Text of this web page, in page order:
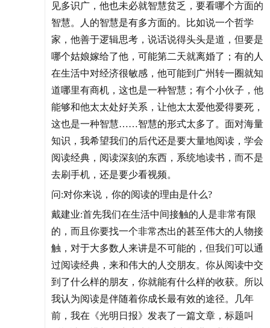
见多识广，他也未必就智慧贫乏，要看哪个方面的
智慧。人的智慧是有多方面的。比如说一个哲学
家，他善于逻辑思考，说话说得头头是道，但要是
哪个姑娘嫁给了他，可能第二天就离婚了；有的人
在生活中对经济很敏感，他可能到广州转一圈就知
道哪里有商机，这也是一种智慧；有个小伙子，他
能够和他太太处好关系，让他太太爱他爱得要死，
这也是一种智慧……智慧的形式太多了。面对海量
知识，我希望我们的后代还是要大量地阅读，学会
阅读经典，阅读深刻的东西，系统地读书，而不是
去刷手机，还是要少看视频。
问:对你来说，你的阅读的理由是什么?
戴建业:首先我们在生活中间接触的人是非常有限
的，而且你要找一个非常杰出的甚至伟大的人物接
触，对于大多数人来讲是不可能的，但我们可以通
过阅读经典，来和伟大的人交朋友。你从阅读中交
到了什么样的朋友，你就能有什么样的收获。所以
我认为阅读是伴随着你成长最有效的途径。几年
前，我在《光明日报》发表了一篇文章，标题叫